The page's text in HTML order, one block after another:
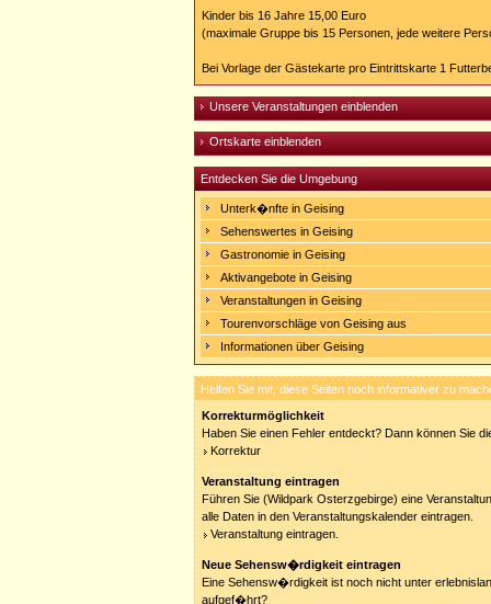
Kinder bis 16 Jahre 15,00 Euro
(maximale Gruppe bis 15 Personen, jede weitere
Bei Vorlage der Gästekarte pro Eintrittskarte 1
Unsere Veranstaltungen einblenden
Ortskarte einblenden
Entdecken Sie die Umgebung
Unterk�nfte in Geising
Sehenswertes in Geising
Gastronomie in Geising
Aktivangebote in Geising
Veranstaltungen in Geising
Tourenvorschläge von Geising aus
Informationen über Geising
Helfen Sie mit, diese Seiten noch informativer zu
Korrekturmöglichkeit
Haben Sie einen Fehler entdeckt? Dann können Sie
Korrektur
Veranstaltung eintragen
Führen Sie (Wildpark Osterzgebirge) eine
alle Daten in den Veranstaltungskalender eintragen.
Veranstaltung eintragen.
Neue Sehensw�rdigkeit eintragen
Eine Sehensw�rdigkeit ist noch nicht unter
aufgef�hrt?